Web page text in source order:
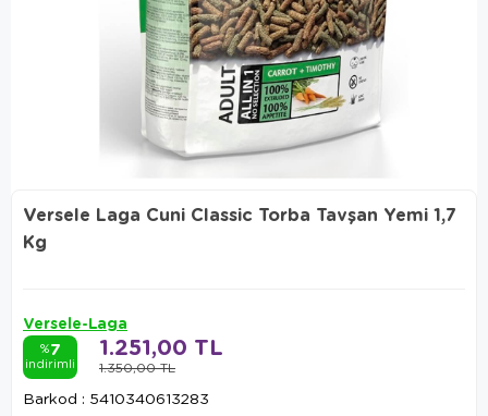
Versele Laga Cuni Classic Torba Tavşan Yemi 1,7
Kg
Versele-Laga
%7
indirimli 1.350,00 TL
1.251,00 TL
Barkod : 5410340613283